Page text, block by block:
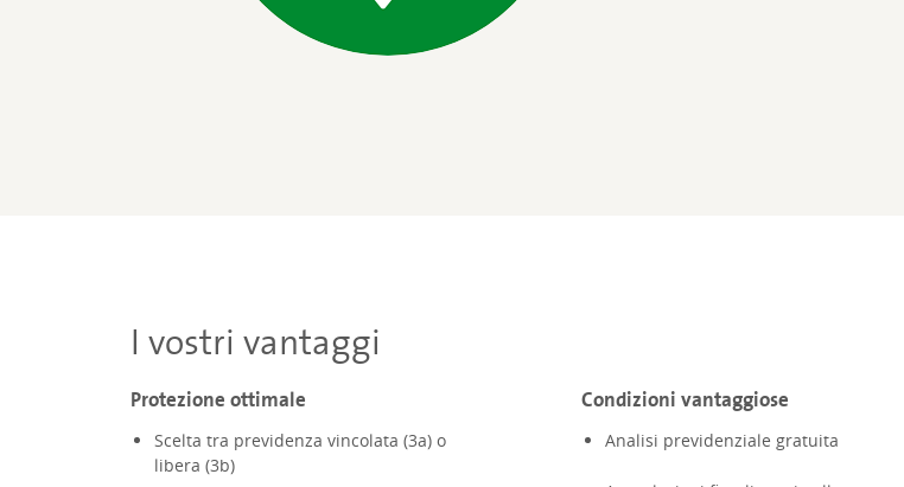
I vostri vantaggi
Protezione ottimale
Scelta tra previdenza vincolata (3a) o
libera (3b)
Condizioni vantaggiose
Analisi previdenziale gratuita